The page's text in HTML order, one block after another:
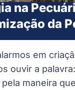
na
da
em
ouvir a palavra:
maneira